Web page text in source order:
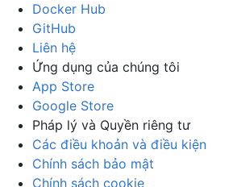
Docker Hub
GitHub
Liên hệ
Ứng dụng của chúng tôi
App Store
Google Store
Pháp lý và Quyền riêng tư
Các điều khoản và điều kiện
Chính sách bảo mật
Chính sách cookie